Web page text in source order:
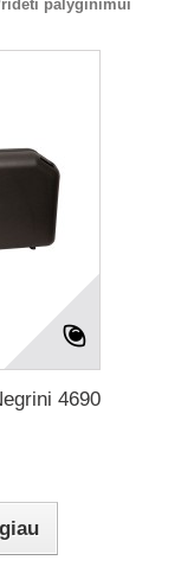
palyginimui
4690